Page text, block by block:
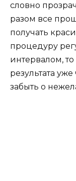
словно
разом все
получать
процедуру
интервалом,
результата
забыть о